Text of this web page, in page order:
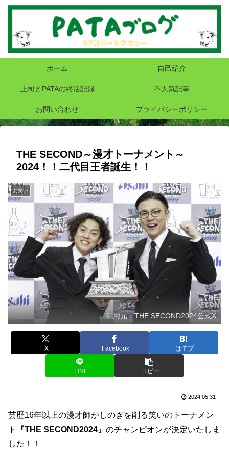
ホーム 自己紹介
上司とPATAの終活記録 不人気記事
お問い合わせ プライバシーポリシー
THE SECOND～漫才トーナメント～
2024！！二代目王者誕生！！
お笑い
引用元：THE SECOND2024公式X
X Facebook はてブ
LINE コピー
2024.05.31
芸歴16年以上の漫才師がしのぎを削る笑いのトーナメン
ト
『THE SECOND2024』 のチャンピオンが決定いたしま
した！！